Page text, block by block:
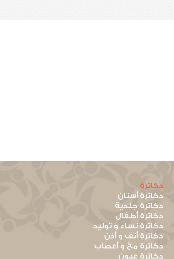
دكاترة
دكاترة أسنان
دكاترة جلدية
دكاترة أطفال
دكاترة نساء و توليد
دكاترة أنف و أذن
دكاترة مخ و أعصاب
دكاترة عيون